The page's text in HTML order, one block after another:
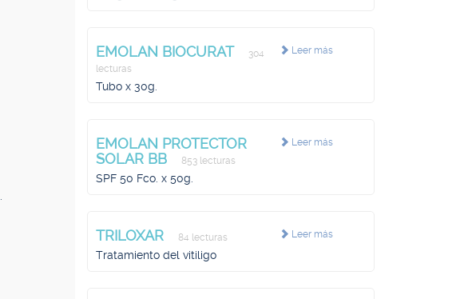
Leer más
EMOLAN BIOCURAT
304
lecturas
Tubo x 30g.
Leer más
EMOLAN PROTECTOR
SOLAR BB
853 lecturas
SPF 50 Fco. x 50g.
Leer más
TRILOXAR 84 lecturas
Tratamiento del vitiligo